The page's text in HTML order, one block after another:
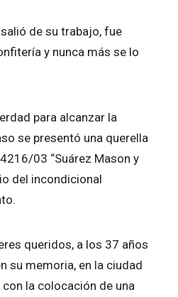
de su trabajo, fue
y nunca más se lo
para alcanzar la
se presentó una querella
03 “Suárez Mason y
del incondicional
queridos, a los 37 años
su memoria, en la ciudad
la colocación de una